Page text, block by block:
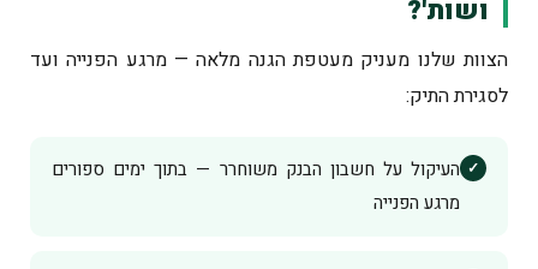
ושות'?
הצוות שלנו מעניק מעטפת הגנה מלאה — מרגע הפנייה ועד
לסגירת התיק:
העיקול על חשבון הבנק משוחרר — בתוך ימים ספורים
מרגע הפנייה